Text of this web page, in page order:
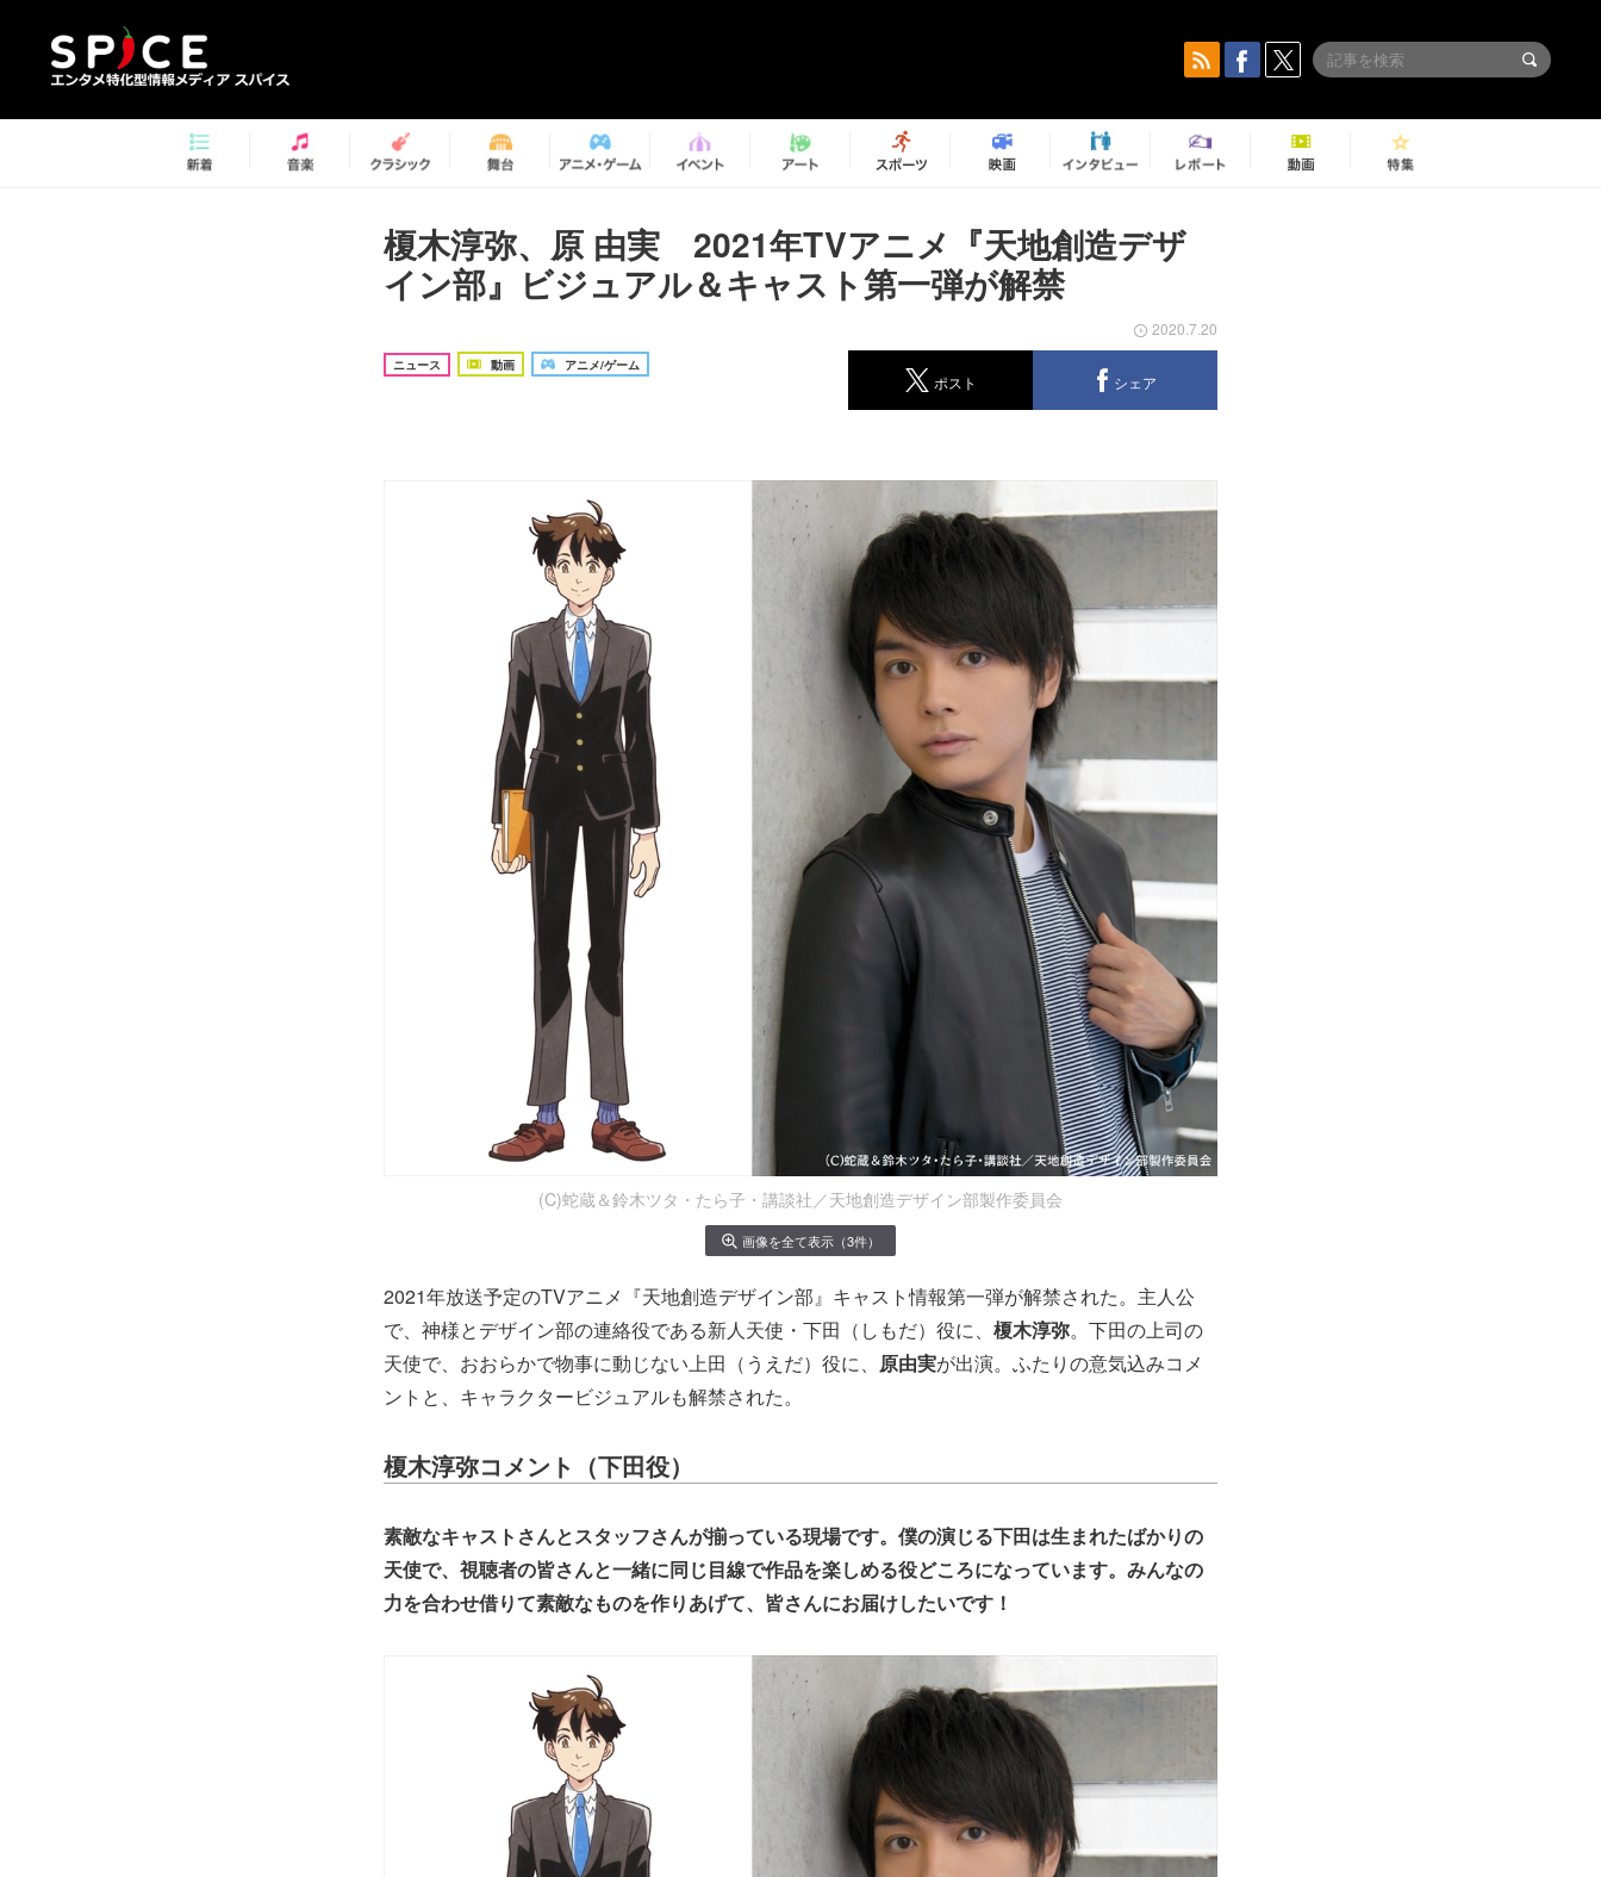
榎木淳弥、原 由実 2021年TVアニメ『天地創造デザ
イン部』ビジュアル＆キャスト第一弾が解禁
ニュース 動画 アニメ/ゲーム
2020.7.20
ポスト シェア
(C)蛇蔵＆鈴木ツタ・たら子・講談社／天地創造デザイン部製作委員会
画像を全て表示（3件）
2021年放送予定のTVアニメ『天地創造デザイン部』キャスト情報第一弾が解禁された。主人公
で、神様とデザイン部の連絡役である新人天使・下田（しもだ）役に、 榎木淳弥。下田の上司の
天使で、おおらかで物事に動じない上田（うえだ）役に、 原由実が出演。ふたりの意気込みコメ
ントと、キャラクタービジュアルも解禁された。
榎木淳弥コメント（下田役）
素敵なキャストさんとスタッフさんが揃っている現場です。僕の演じる下田は生まれたばかりの
天使で、視聴者の皆さんと一緒に同じ目線で作品を楽しめる役どころになっています。みんなの
力を合わせ借りて素敵なものを作りあげて、皆さんにお届けしたいです！